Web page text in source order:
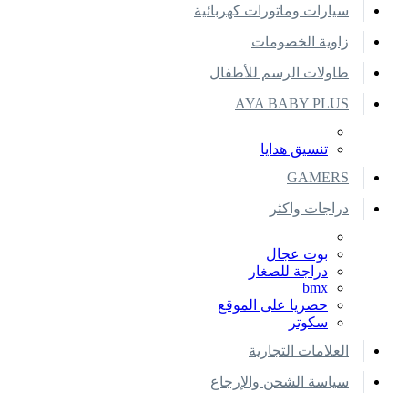
سيارات وماتورات كهربائية
زاوية الخصومات
طاولات الرسم للأطفال
AYA BABY PLUS
تنسيق هدايا
GAMERS
دراجات واكثر
بوت عجال
دراجة للصغار
bmx
حصريا على الموقع
سكوتر
العلامات التجارية
سياسة الشحن والإرجاع